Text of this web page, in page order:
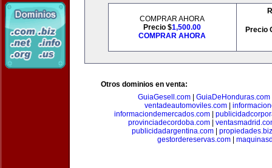
COMPRAR AHORA
Precio $1,500.00
COMPRAR AHORA
Precio
Otros dominios en venta:
GuiaGesell.com
GuiaDeHonduras.com
ventadeautomoviles.com|
informaciondemercados.com|
provinciadecordoba.com
publicidadargentina.com| propiedades.biz
gestordereservas.com